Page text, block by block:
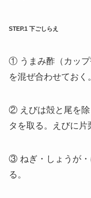
STEP.1 下ごしらえ
① うまみ酢（カッ
を混ぜ合わせておく。
② えびは殻と尾を除
タを取る。えびに片
③ ねぎ・しょうが・
る。